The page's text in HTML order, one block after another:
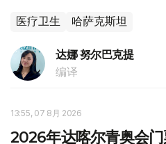
医疗卫生 哈萨克斯坦
达娜 努尔巴克提
编译
13:55, 07 8月 2026
2026年达喀尔青奥会